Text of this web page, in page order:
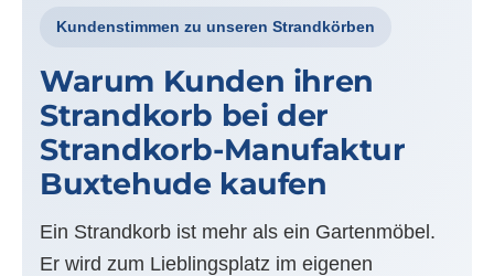
Kundenstimmen zu unseren Strandkörben
Warum Kunden ihren
Strandkorb bei der
Strandkorb-Manufaktur
Buxtehude kaufen
Ein Strandkorb ist mehr als ein Gartenmöbel.
Er wird zum Lieblingsplatz im eigenen